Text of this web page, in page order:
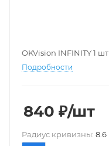
OKVision INFINITY 1 шт
Подробности
840 ₽/шт
Pадиус кривизны: 8.6